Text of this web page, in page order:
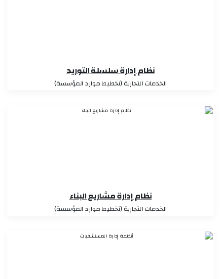
نظام إدارة سلسلة التوريد
الخدمات التجارية (تخطيط موارد المؤسسة)
نظام إدارة مشاريع البناء
الخدمات التجارية (تخطيط موارد المؤسسة)